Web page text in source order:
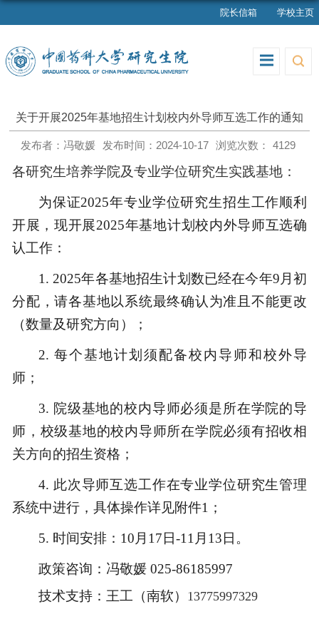
学校主页
院长信箱
关于开展2025年基地招生计划校内外导师互选工作的通知
发布者：冯敬媛 发布时间：2024-10-17 浏览次数： 4129
各研究生培养学院及专业学位研究生实践基地：
为保证2025年专业学位研究生招生工作顺利
开展，现开展2025年基地计划校内外导师互选确
认工作：
1.2025年各基地招生计划数已经在今年9月初
分配，请各基地以系统最终确认为准且不能更改
（数量及研究方向）；
2. 每个基地计划须配备校内导师和校外导
师；
3. 院级基地的校内导师必须是所在学院的导
师，校级基地的校内导师所在学院必须有招收相
关方向的招生资格；
4. 此次导师互选工作在专业学位研究生管理
系统中进行，具体操作详见附件1；
5. 时间安排： 10月17日-11月13日。
政策咨询：冯敬媛 025-86185997
技术支持：王工（南软） 13775997329